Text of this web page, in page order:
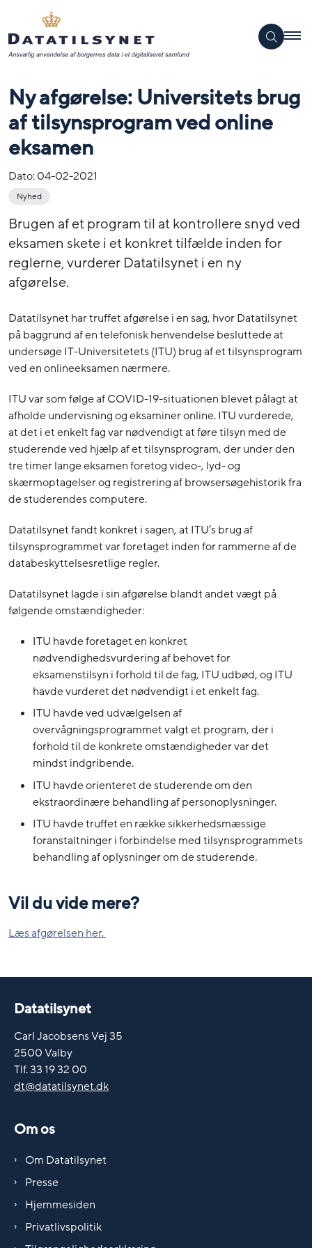
Ny afgørelse: Universitets brug
af tilsynsprogram ved online
eksamen
Dato:04-02-2021
Nyhed
Brugen af et program til at kontrollere snyd ved
eksamen skete i et konkret tilfælde inden for
reglerne, vurderer Datatilsynet i en ny
afgørelse.
Datatilsynet har truffet afgørelse i en sag, hvor Datatilsynet
på baggrund af en telefonisk henvendelse besluttede at
undersøge IT-Universitetets (ITU) brug af et tilsynsprogram
ved en onlineeksamen nærmere.
ITU var som følge af COVID-19-situationen blevet pålagt at
afholde undervisning og eksaminer online. ITU vurderede,
at det i et enkelt fag var nødvendigt at føre tilsyn med de
studerende ved hjælp af et tilsynsprogram, der under den
tre timer lange eksamen foretog video-, lyd- og
skærmoptagelser og registrering af browsersøgehistorik fra
de studerendes computere.
Datatilsynet fandt konkret i sagen, at ITU’s brug af
tilsynsprogrammet var foretaget inden for rammerne af de
databeskyttelsesretlige regler.
Datatilsynet lagde i sin afgørelse blandt andet vægt på
følgende omstændigheder:
ITU havde foretaget en konkret
nødvendighedsvurdering af behovet for
eksamenstilsyn i forhold til de fag, ITU udbød, og ITU
havde vurderet det nødvendigt i et enkelt fag.
ITU havde ved udvælgelsen af
overvågningsprogrammet valgt et program, der i
forhold til de konkrete omstændigheder var det
mindst indgribende.
ITU havde orienteret de studerende om den
ekstraordinære behandling af personoplysninger.
ITU havde truffet en række sikkerhedsmæssige
foranstaltninger i forbindelse med tilsynsprogrammets
behandling af oplysninger om de studerende.
Vil du vide mere?
Læs afgørelsen her.
Datatilsynet
Carl Jacobsens Vej 35
2500 Valby
Tlf. 33 19 32 00
dt@datatilsynet.dk
Om os
Om Datatilsynet
Presse
Hjemmesiden
Privatlivspolitik